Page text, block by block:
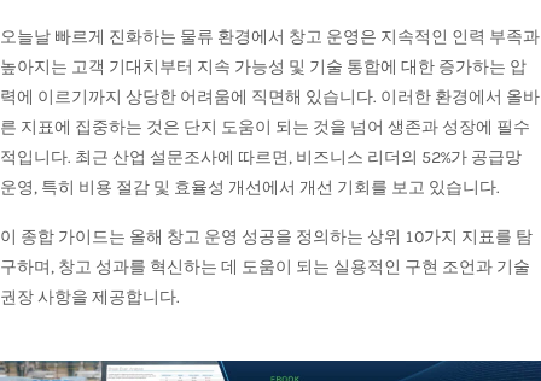
오늘날 빠르게 진화하는 물류 환경에서 창고 운영은 지속적인 인력 부족과
높아지는 고객 기대치부터 지속 가능성 및 기술 통합에 대한 증가하는 압
력에 이르기까지 상당한 어려움에 직면해 있습니다. 이러한 환경에서 올바
른 지표에 집중하는 것은 단지 도움이 되는 것을 넘어 생존과 성장에 필수
적입니다. 최근 산업 설문조사에 따르면, 비즈니스 리더의 52%가 공급망
운영, 특히 비용 절감 및 효율성 개선에서 개선 기회를 보고 있습니다.
이 종합 가이드는 올해 창고 운영 성공을 정의하는 상위 10가지 지표를 탐
구하며, 창고 성과를 혁신하는 데 도움이 되는 실용적인 구현 조언과 기술
권장 사항을 제공합니다.